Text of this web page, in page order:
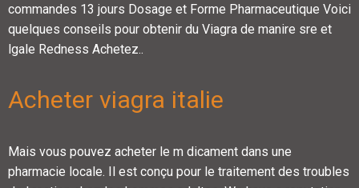
commandes 13 jours Dosage et Forme Pharmaceutique Voici
quelques conseils pour obtenir du Viagra de manire sre et
lgale Redness Achetez..
Acheter viagra italie
Mais vous pouvez acheter le m dicament dans une
pharmacie locale. Il est conçu pour le traitement des troubles